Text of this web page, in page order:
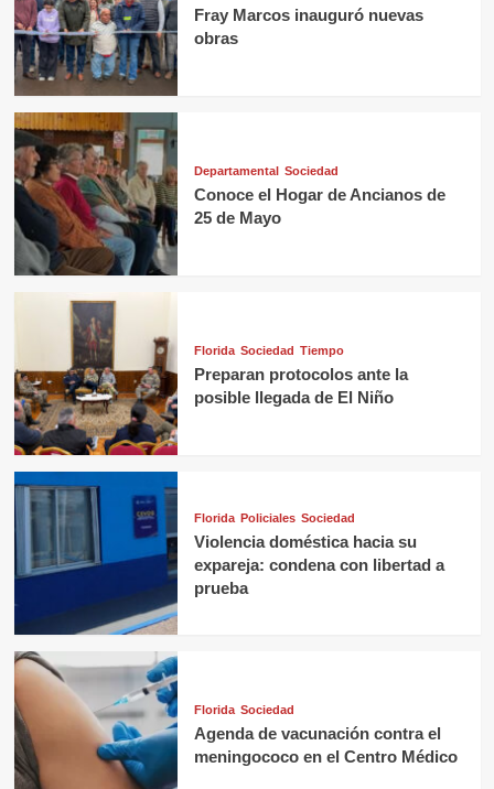
Fray Marcos inauguró nuevas
obras
Departamental Sociedad
Conoce el Hogar de Ancianos de
25 de Mayo
Florida Sociedad Tiempo
Preparan protocolos ante la
posible llegada de El Niño
Florida Policiales Sociedad
Violencia doméstica hacia su
expareja: condena con libertad a
prueba
Florida Sociedad
Agenda de vacunación contra el
meningococo en el Centro Médico